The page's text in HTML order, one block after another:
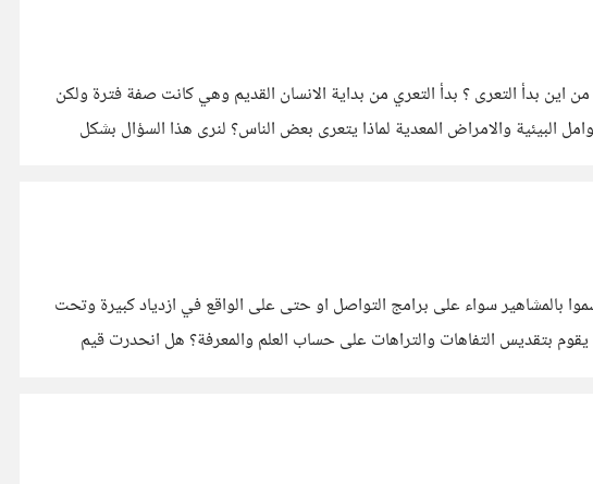
أولا ما هو التعرى؟ التعرى ببساطة هو تجرد الشخص من الملابس سواء كانت داخلية او حتى خارجية سواء كان ذكر او انثى من اين بدأ التعرى ؟ بدأ التعري من بداية الانسان القديم وهي كانت صفة فترة ولكن
مع مرور الوقت بدأ يتخلى عنها وانا اقصد بالوقت فعليا الاف وملايين السنين عندما ادرك انه بحاجة للملابس لحمايته من العوامل البيئية والامراض المعدية لماذا يتعرى بعض الناس؟ لنرى هذا السؤال بشكل
بالمشاهير سواء على برامج التواصل او حتى على الواقع في ازدياد كبيرة وتحت
يقوم بتقديس التفاهات والتراهات على حساب العلم والمعرفة؟ هل انحدرت قيم